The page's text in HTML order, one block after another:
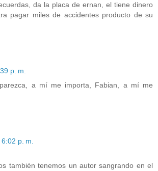
da la placa de ernan, el tiene dinero
pagar miles de accidentes producto de su
p. m.
a mí me importa, Fabian, a mí me
6:02 p. m.
también tenemos un autor sangrando en el